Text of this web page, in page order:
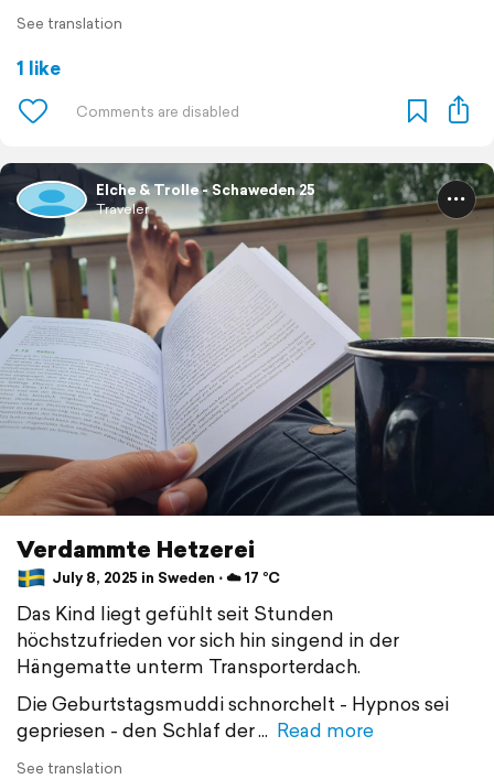
See translation
1 like
Elche & Trolle - Schaweden 25
Traveler
Verdammte Hetzerei
July 8, 2025 in Sweden ⋅ ☁️ 17 °C
Das Kind liegt gefühlt seit Stunden
höchstzufrieden vor sich hin singend in der
Hängematte unterm Transporterdach.
Die Geburtstagsmuddi schnorchelt - Hypnos sei
gepriesen - den Schlaf der
Read more
See translation